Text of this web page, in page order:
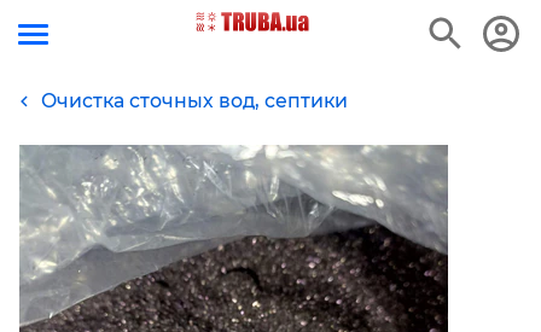
Очистка сточных вод, септики